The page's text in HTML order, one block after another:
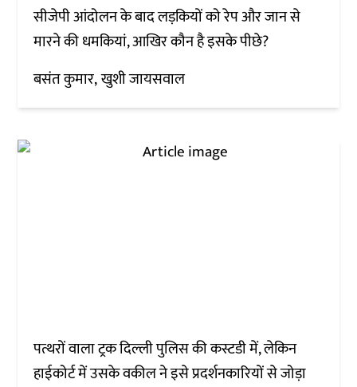
सीजेपी आंदोलन के बाद लड़कियों को रेप और जान से
मारने की धमकियां, आखिर कौन है इसके पीछे?
बसंत कुमार खुशी जायसवाल
पत्थरों वाला ट्रक दिल्ली पुलिस की कस्टडी में, लेकिन
हाईकोर्ट में उसके वकील ने इसे प्रदर्शनकारियों से जोड़ा